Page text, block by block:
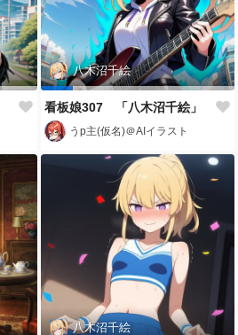
八木沼千絵
看板娘307 「八木沼千絵」
うp主(仮名)＠AIイラスト
八木沼千絵